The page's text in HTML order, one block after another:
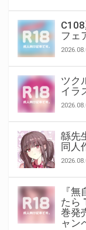
フェ
ツク
イラ
緜先
同人
『
たら
巻発
ャン